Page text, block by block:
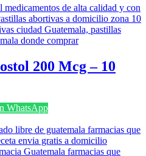
200 Mcg – 10
WhatsApp